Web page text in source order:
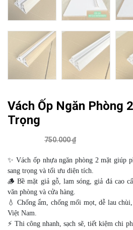
Vách Ốp Ngăn Phòng
Trọng
750.000 ₫
✨ Vách ốp nhựa ngăn phòng 2 mặt giúp
sang trọng và tối ưu diện tích.
🪵 Bề mặt giả gỗ, lam sóng, giả đá cao
văn phòng và cửa hàng.
💧 Chống ẩm, chống mối mọt, dễ lau
Việt Nam.
⚡ Thi công nhanh, sạch sẽ, tiết kiệm chi